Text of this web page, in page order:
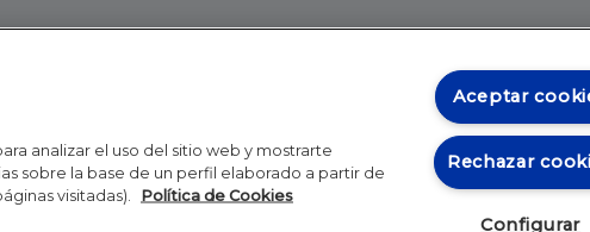
analizar el uso del sitio web y mostrarte
sobre la base de un perfil elaborado a partir de
visitadas).
Política de Cookies
Aceptar
Rechazar
Configurar